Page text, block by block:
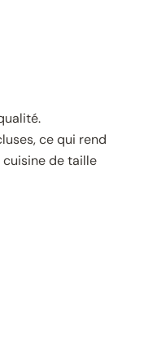
ce qui rend
cuisine de taille